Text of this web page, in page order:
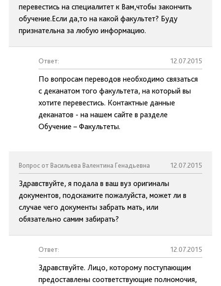
перевестись на специалитет к Вам,чтобы закончить
обучение.Если да,то на какой факультет? Буду
признательна за любую информацию.
Ответ: 12.07.2015
По вопросам переводов необходимо связаться
с деканатом того факультета, на который вы
хотите перевестись. Контактные данные
деканатов - на нашем сайте в разделе
Обучение – Факультеты.
Вопрос от Васильева Валентина Генадьевна 12.07.2015
Здравствуйте, я подала в ваш вуз оригиналы
документов, подскажите пожалуйста, может ли в
случае чего документы забрать мать, или
обязательно самим забирать?
Ответ: 12.07.2015
Здравствуйте. Лицо, которому поступающим
предоставлены соответствующие полномочия,